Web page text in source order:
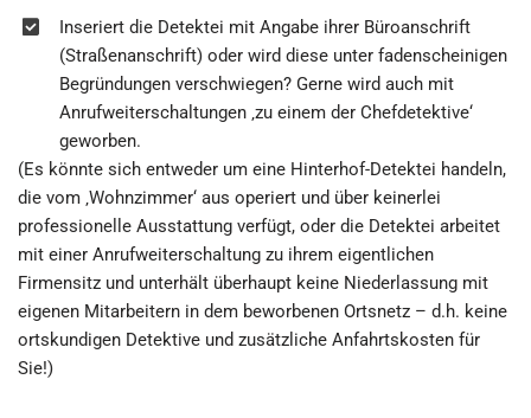
Inseriert die Detektei mit Angabe ihrer Büroanschrift
(Straßenanschrift) oder wird diese unter fadenscheinigen
Begründungen verschwiegen? Gerne wird auch mit
Anrufweiterschaltungen ‚zu einem der Chefdetektive‘
geworben.
(Es könnte sich entweder um eine Hinterhof-Detektei handeln,
die vom ‚Wohnzimmer‘ aus operiert und über keinerlei
professionelle Ausstattung verfügt, oder die Detektei arbeitet
mit einer Anrufweiterschaltung zu ihrem eigentlichen
Firmensitz und unterhält überhaupt keine Niederlassung mit
eigenen Mitarbeitern in dem beworbenen Ortsnetz – d.h. keine
ortskundigen Detektive und zusätzliche Anfahrtskosten für
Sie!)